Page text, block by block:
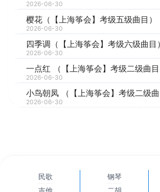
2026-06-30
樱花（【上海筝会】考级五级曲目）
2026-06-30
四季调（【上海筝会】考级六级曲目）
2026-06-30
一点红 （【上海筝会】考级二级曲目
2026-06-30
小鸟朝凤 （【上海筝会】考级二级曲
2026-06-30
民歌 钢琴
吉他
二胡